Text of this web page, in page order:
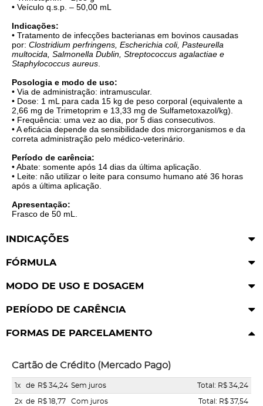
• Veículo q.s.p. – 50,00 mL
Indicações:
• Tratamento de infecções bacterianas em bovinos causadas
por: Clostridium perfringens, Escherichia coli, Pasteurella
multocida, Salmonella Dublin, Streptococcus agalactiae e
Staphylococcus aureus.
Posologia e modo de uso:
• Via de administração: intramuscular.
• Dose: 1 mL para cada 15 kg de peso corporal (equivalente a
2,66 mg de Trimetoprim e 13,33 mg de Sulfametoxazol/kg).
• Frequência: uma vez ao dia, por 5 dias consecutivos.
• A eficácia depende da sensibilidade dos microrganismos e da
correta administração pelo médico-veterinário.
Período de carência:
• Abate: somente após 14 dias da última aplicação.
• Leite: não utilizar o leite para consumo humano até 36 horas
após a última aplicação.
Apresentação:
Frasco de 50 mL.
INDICAÇÕES
FÓRMULA
MODO DE USO E DOSAGEM
PERÍODO DE CARÊNCIA
FORMAS DE PARCELAMENTO
Cartão de Crédito (Mercado Pago)
1x de R$ 34,24 Sem juros Total: R$ 34,24
2x de R$ 18,77 Com juros Total: R$ 37,54